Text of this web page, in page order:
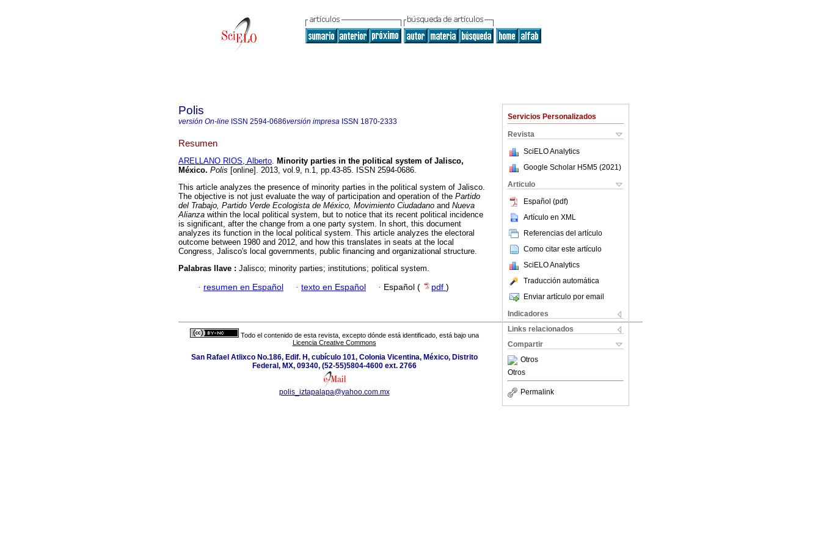
Servicios Personalizados
Revista
SciELO Analytics
Google Scholar H5M5 (2021 )
Articulo
Español (pdf)
Artículo en XML
Referencias del artículo
Como citar este artículo
SciELO Analytics
Traducción automática
Enviar artículo por email
Indicadores
Links relacionados
Compartir
Otros
Otros
Permalink
Polis
versión On-line ISSN 2594-0686versión impresa ISSN 1870-2333
Resumen
ARELLANO RIOS, Alberto. Minority parties in the political system of Jalisco,
México. Polis [online]. 2013, vol.9, n.1, pp.43-85. ISSN 2594-0686.
This article analyzes the presence of minority parties in the political system of Jalisco.
The objective is not just evaluate the way of participation and operation of the Partido
del Trabajo, Partido Verde Ecologista de México, Movimiento Ciudadano and Nueva
Alianza within the local political system, but to notice that its recent political incidence
is significant, after the change from a one party system. In short, this document
analyzes its function in the local political system. This article analyzes the electoral
outcome between 1980 and 2012, and how this translates in seats at the local
Congress, Jalisco's local governments, public financing and organizational structure.
Palabras llave : Jalisco; minority parties; institutions; political system.
· resumen en Español · texto en Español · Español ( pdf )
Todo el contenido de esta revista, excepto dónde está identificado, está bajo una
Licencia Creative Commons
San Rafael Atlixco No.186, Edif. H, cubículo 101, Colonia Vicentina, México, Distrito
Federal, MX, 09340, (52-55)5804-4600 ext. 2766
polis_iztapalapa@yahoo.com.mx